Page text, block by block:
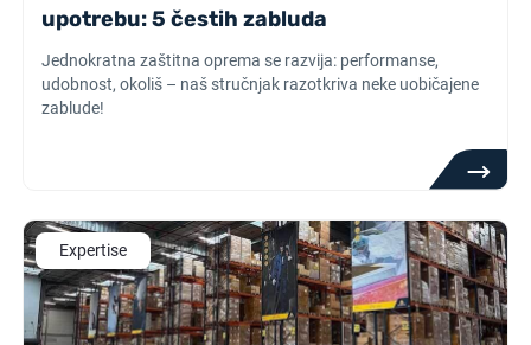
upotrebu: 5 čestih zabluda
Jednokratna zaštitna oprema se razvija: performanse,
udobnost, okoliš – naš stručnjak razotkriva neke uobičajene
zablude!
Expertise